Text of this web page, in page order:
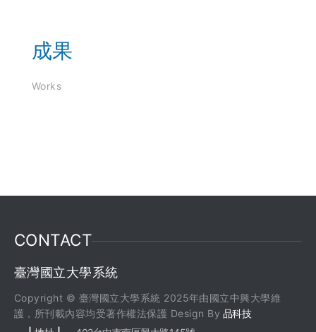
成果
Works
CONTACT
臺灣國立大學系統
Copyright © 臺灣國立大學系統 2025年由國立中興大學維
護，所刊載內容均受著作權法保護 Design By 品科技